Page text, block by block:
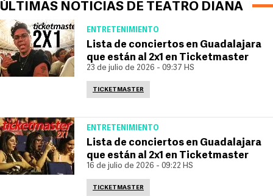
ÚLTIMAS NOTICIAS DE TEATRO DIANA
ENTRETENIMIENTO
Lista de conciertos en Guadalajara
que están al 2x1 en Ticketmaster
23 de julio de 2026 - 09:37 HS
TICKETMASTER
ENTRETENIMIENTO
Lista de conciertos en Guadalajara
que están al 2x1 en Ticketmaster
16 de julio de 2026 - 09:22 HS
TICKETMASTER